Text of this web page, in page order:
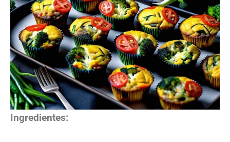
Ingredientes: